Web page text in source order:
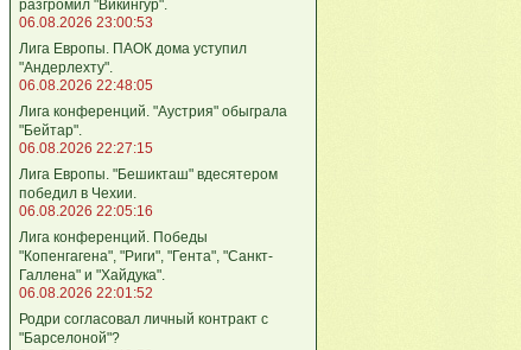
разгромил "Викингур".
06.08.2026 23:00:53
Лига Европы. ПАОК дома уступил
"Андерлехту".
06.08.2026 22:48:05
Лига конференций. "Аустрия" обыграла
"Бейтар".
06.08.2026 22:27:15
Лига Европы. "Бешикташ" вдесятером
победил в Чехии.
06.08.2026 22:05:16
Лига конференций. Победы
"Копенгагена", "Риги", "Гента", "Санкт-
Галлена" и "Хайдука".
06.08.2026 22:01:52
Родри согласовал личный контракт с
"Барселоной"?